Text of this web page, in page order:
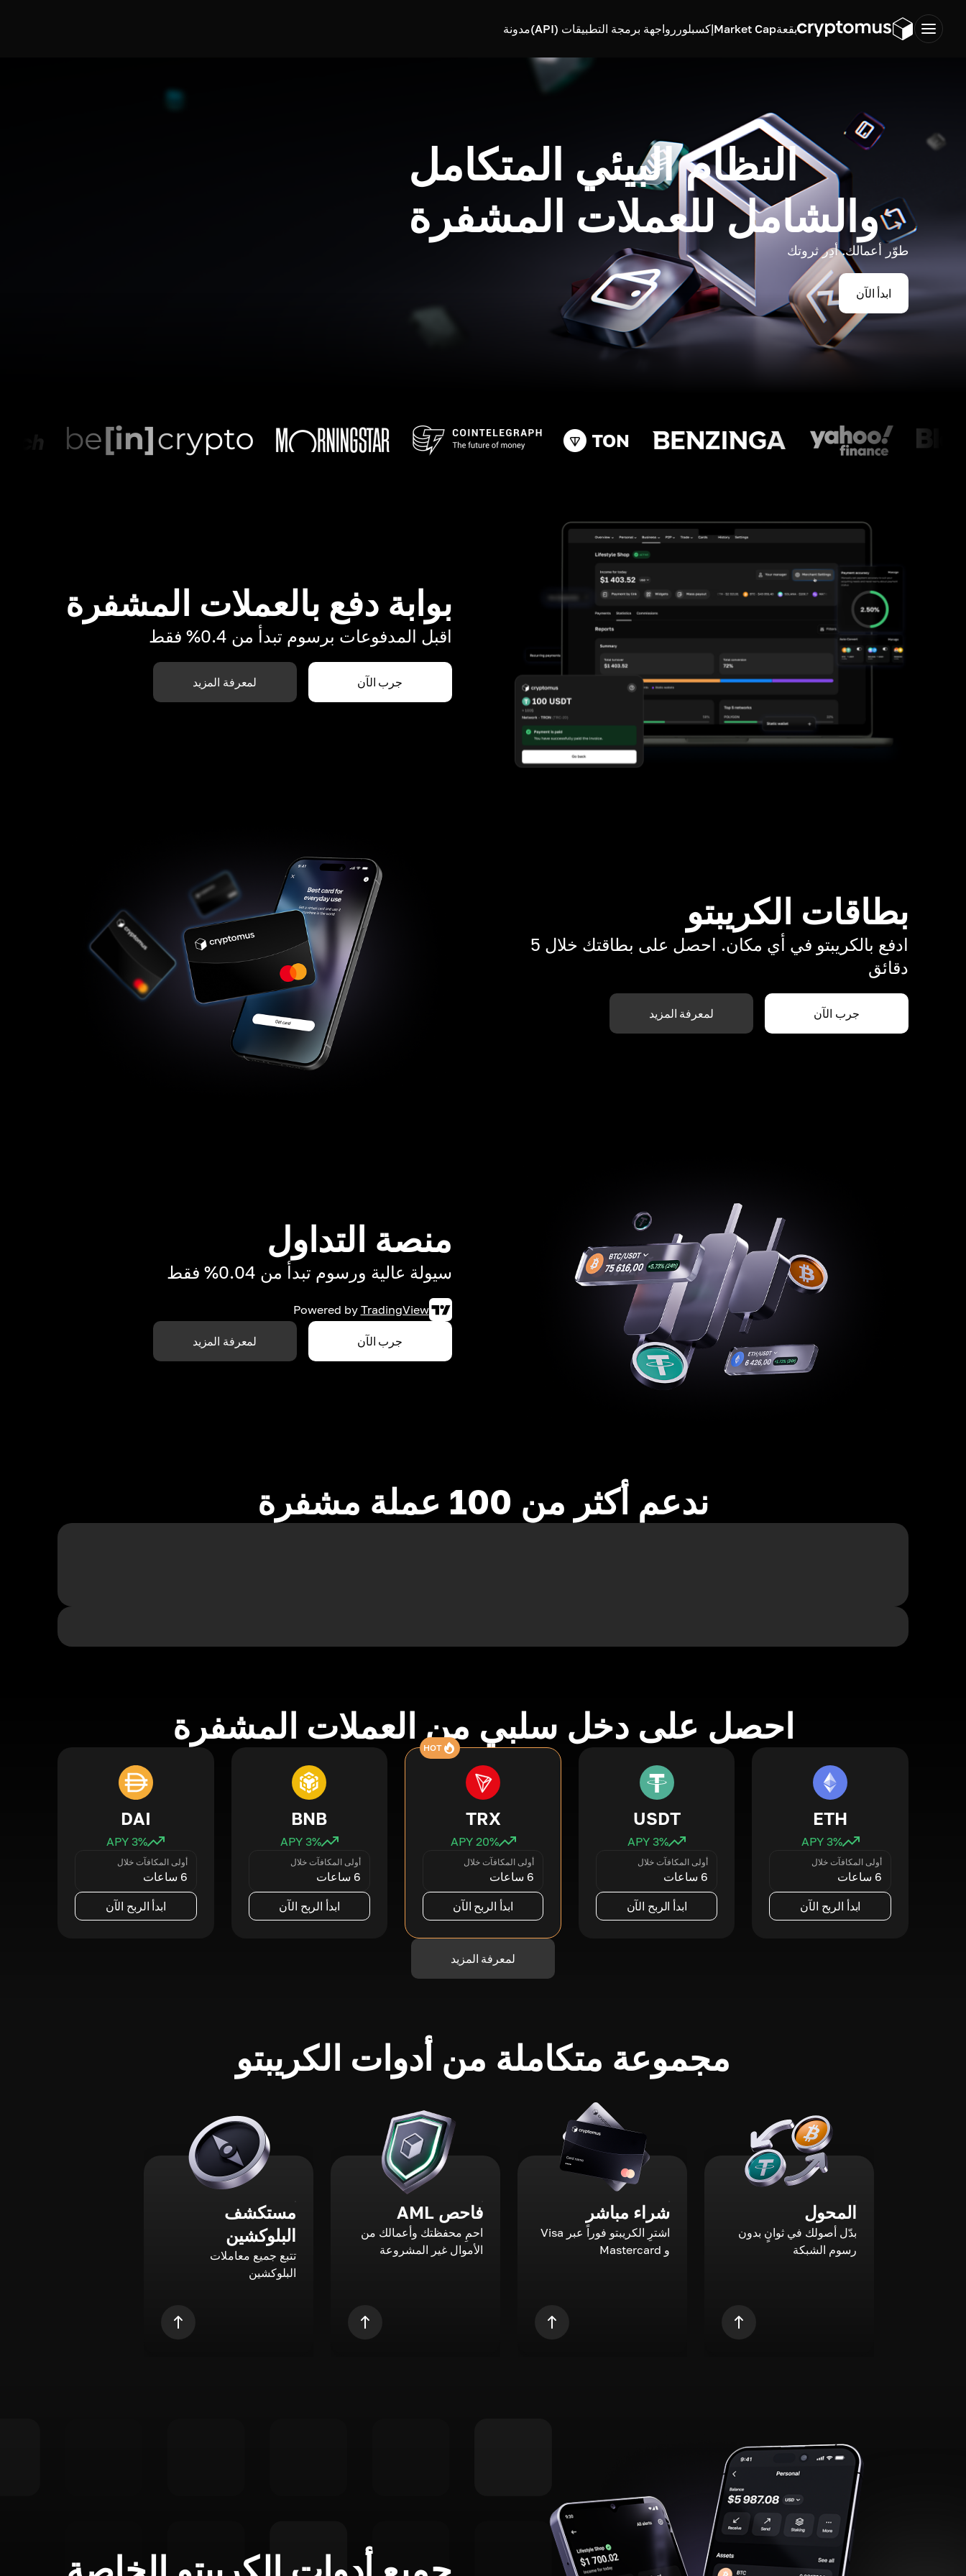
بقعةMarket Capإكسبلورر واجهة برمجة التطبيقات (API) مدونة
النظام البيئي المتكامل
والشامل للعملات المشفرة
طوّر أعمالك. أدِر ثروتك
ابدأ الآن
بوابة دفع بالعملات المشفرة
اقبل المدفوعات برسوم تبدأ من 0.4% فقط
جرب الآن لمعرفة المزيد
بطاقات الكريبتو
ادفع بالكريبتو في أي مكان. احصل على بطاقتك خلال 5
دقائق
جرب الآن لمعرفة المزيد
منصة التداول
سيولة عالية ورسوم تبدأ من 0.04% فقط
Powered by TradingView
جرب الآن لمعرفة المزيد
ندعم أكثر من 100 عملة مشفرة
احصل على دخل سلبي من العملات المشفرة
ETH
3% APY
أولى المكافآت خلال
6 ساعات
ابدأ الربح الآن
USDT
3% APY
أولى المكافآت خلال
6 ساعات
ابدأ الربح الآن
HOT
TRX
20% APY
أولى المكافآت خلال
6 ساعات
ابدأ الربح الآن
BNB
3% APY
أولى المكافآت خلال
6 ساعات
ابدأ الربح الآن
DAI
3% APY
أولى المكافآت خلال
6 ساعات
ابدأ الربح الآن
لمعرفة المزيد
مجموعة متكاملة من أدوات الكريبتو
المحول
بدّل أصولك في ثوانٍ بدون
رسوم الشبكة
شراء مباشر
اشترِ الكريبتو فوراً عبر Visa
و Mastercard
فاحص AML
احمِ محفظتك وأعمالك من
الأموال غير المشروعة
مستكشف
البلوكشين
تتبع جميع معاملات
البلوكشين